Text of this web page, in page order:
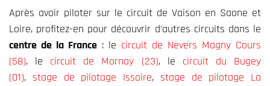
Après avoir piloter sur le circuit de Vaison en Saone et
Loire, profitez-en pour découvrir d'autres circuits dans le
centre de la France : le circuit de Nevers Magny Cours
(58), le circuit de Mornay (23), le circuit du Bugey
(01), stage de pilotage Issoire, stage de pilotage La